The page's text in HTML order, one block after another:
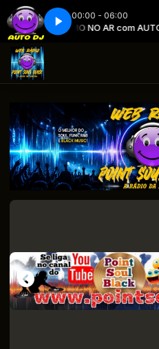
00:00 - 06:00
ROMANTISMO NO AR com AUTO DJ